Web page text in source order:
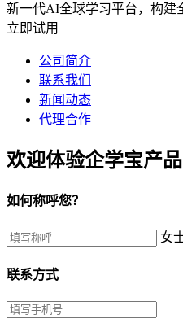
新一代AI全球学习平台，构建
立即试用
公司简介
联系我们
新闻动态
代理合作
欢迎体验企学宝产品
如何称呼您？
女
联系方式